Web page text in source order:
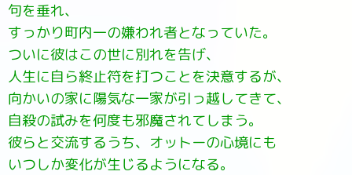
句を垂れ、
すっかり町内一の嫌われ者となっていた。
ついに彼はこの世に別れを告げ、
人生に自ら終止符を打つことを決意するが、
向かいの家に陽気な一家が引っ越してきて、
自殺の試みを何度も邪魔されてしまう。
彼らと交流するうち、オットーの心境にも
いつしか変化が生じるようになる。